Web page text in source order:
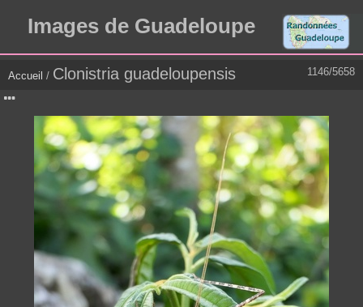
Images de Guadeloupe
1146/5658
Accueil / Clonistria guadeloupensis